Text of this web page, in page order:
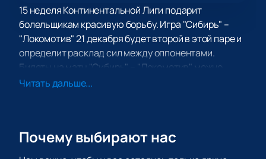
15 неделя Континентальной Лиги подарит
болельщикам красивую борьбу. Игра "Сибирь" –
"Локомотив" 21 декабря будет второй в этой паре и
определит расклад сил между оппонентами.
Билеты на матч "Сибирь" – "Локомотив" можно
купить в нашей кассе любым удобным способом!
статистику. Хоккей "Сибирь" – "Локомотив" точно
Читать дальше...
Почему выбирают нас